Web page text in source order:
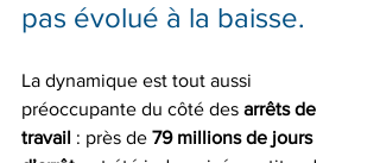
pas évolué à la baisse.
La dynamique est tout aussi
préoccupante du côté des arrêts de
travail : près de 79 millions de jours